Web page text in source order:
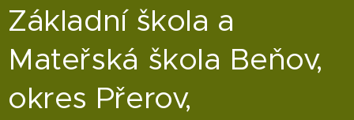
Základní škola a
Mateřská škola Beňov,
okres Přerov,